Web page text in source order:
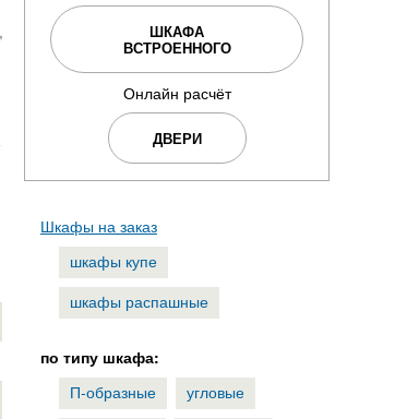
ШКАФА
ВСТРОЕННОГО
Онлайн расчёт
ДВЕРИ
Шкафы на заказ
шкафы купе
шкафы распашные
по типу шкафа:
П-образные
угловые